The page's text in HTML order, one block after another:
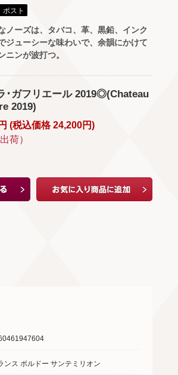
ノーズは、タバコ、革、黒鉛、インク
ジューシーな味わいで、余韻にかけて
ニンが波打つ。
･ガフリエール 2019◎(Chateau
2019)
円 (税込価格24,200円)
荷）
ンス ボルドー サンテミリオン